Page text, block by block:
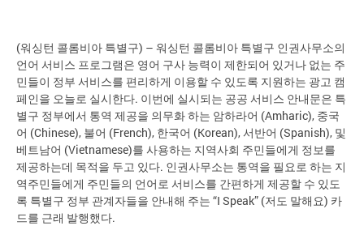
(워싱턴 콜롬비아 특별구) – 워싱턴 콜롬비아 특별구 인권사무소의
언어 서비스 프로그램은 영어 구사 능력이 제한되어 있거나 없는 주
민들이 정부 서비스를 편리하게 이용할 수 있도록 지원하는 광고 캠
페인을 오늘로 실시한다. 이번에 실시되는 공공 서비스 안내문은 특
별구 정부에서 통역 제공을 의무화 하는 암하라어 (Amharic), 중국
어 (Chinese), 불어 (French), 한국어 (Korean), 서반어 (Spanish), 및
베트남어 (Vietnamese)를 사용하는 지역사회 주민들에게 정보를
제공하는데 목적을 두고 있다. 인권사무소는 통역을 필요로 하는 지
역주민들에게 주민들의 언어로 서비스를 간편하게 제공할 수 있도
록 특별구 정부 관계자들을 안내해 주는 “I Speak” (저도 말해요) 카
드를 근래 발행했다.